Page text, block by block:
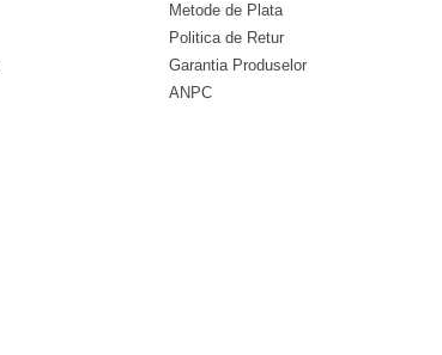
Metode de Plata
Politica de Retur
Garantia Produselor
ANPC